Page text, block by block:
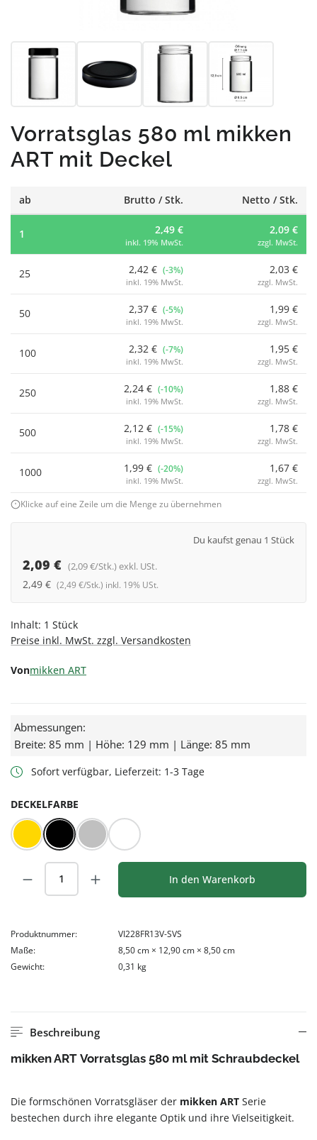
Vorratsglas 580 ml mikken
ART mit Deckel
ab Brutto / Stk. Netto / Stk.
1 2,49 €
inkl. 19% MwSt.
2,09 €
zzgl. MwSt.
25 2,42 € (-3%)
inkl. 19% MwSt.
2,03 €
zzgl. MwSt.
50 2,37 € (-5%)
inkl. 19% MwSt.
1,99 €
zzgl. MwSt.
100 2,32 € (-7%)
inkl. 19% MwSt.
1,95 €
zzgl. MwSt.
250 2,24 € (-10%)
inkl. 19% MwSt.
1,88 €
zzgl. MwSt.
500 2,12 € (-15%)
inkl. 19% MwSt.
1,78 €
zzgl. MwSt.
1000 1,99 € (-20%)
inkl. 19% MwSt.
1,67 €
zzgl. MwSt.
Klicke auf eine Zeile um die Menge zu übernehmen
Du kaufst genau 1 Stück
2,09 € (2,09 €/Stk.) exkl. USt.
2,49 € (2,49 €/Stk.) inkl. 19% USt.
Inhalt: 1 Stück
Preise inkl. MwSt. zzgl. Versandkosten
Vonmikken ART
Abmessungen:
Breite: 85 mm | Höhe: 129 mm | Länge: 85 mm
Sofort verfügbar, Lieferzeit: 1-3 Tage
DECKELFARBE
Gold Schwarz Silber Weiß
Produkt Anzahl: Gib den gewünschten
In den Warenkorb
Produktnummer:
VI228FR13V-SVS
Maße:
8,50 cm × 12,90 cm × 8,50 cm
Gewicht:
0,31 kg
Beschreibung
mikken ART Vorratsglas 580 ml mit Schraubdeckel
Die formschönen Vorratsgläser der mikken ART Serie
bestechen durch ihre elegante Optik und ihre Vielseitigkeit.